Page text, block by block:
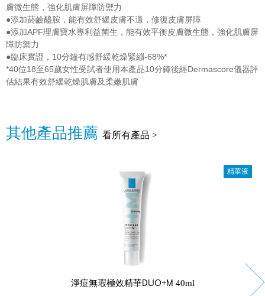
膚微生態，強化肌膚屏障防禦力
●添加菸鹼醯胺，能有效舒緩皮膚不適，修復皮膚屏障
●添加APF理膚寶水專利益菌生，能有效平衡皮膚微生態，強化肌膚屏
障防禦力
●臨床實證，10分鐘有感舒緩乾燥緊繃-68%*
*40位18至65歲女性受試者使用本產品10分鐘後經Dermascore儀器評
估結果有效舒緩乾燥肌膚及柔嫩肌膚
其他產品推薦 看所有產品 >
精華液
淨痘無瑕極效精華DUO+M 40ml